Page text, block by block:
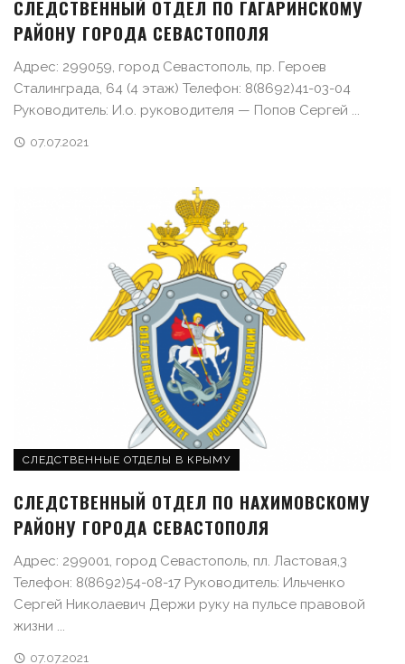
СЛЕДСТВЕННЫЙ ОТДЕЛ ПО ГАГАРИНСКОМУ
РАЙОНУ ГОРОДА СЕВАСТОПОЛЯ
Адрес: 299059, город Севастополь, пр. Героев
Сталинграда, 64 (4 этаж) Телефон: 8(8692)41-03-04
Руководитель: И.о. руководителя — Попов Сергей ...
07.07.2021
СЛЕДСТВЕННЫЕ ОТДЕЛЫ В КРЫМУ
СЛЕДСТВЕННЫЙ ОТДЕЛ ПО НАХИМОВСКОМУ
РАЙОНУ ГОРОДА СЕВАСТОПОЛЯ
Адрес: 299001, город Севастополь, пл. Ластовая,3
Телефон: 8(8692)54-08-17 Руководитель: Ильченко
Сергей Николаевич Держи руку на пульсе правовой
жизни ...
07.07.2021